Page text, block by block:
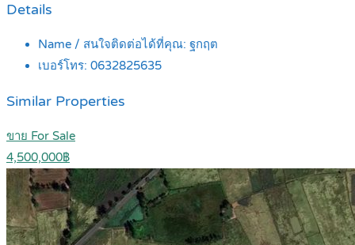
Details
Name / สนใจติดต่อได้ที่คุณ: ฐกฤต
เบอร์โทร: 0632825635
Similar Properties
ขาย For Sale
4,500,000฿